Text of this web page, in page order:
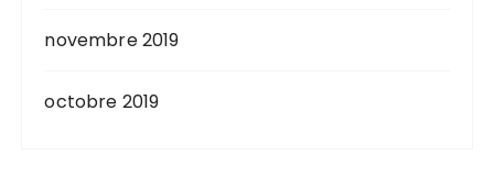
novembre 2019
octobre 2019